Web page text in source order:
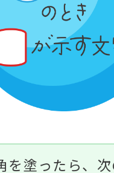
を塗ったら、